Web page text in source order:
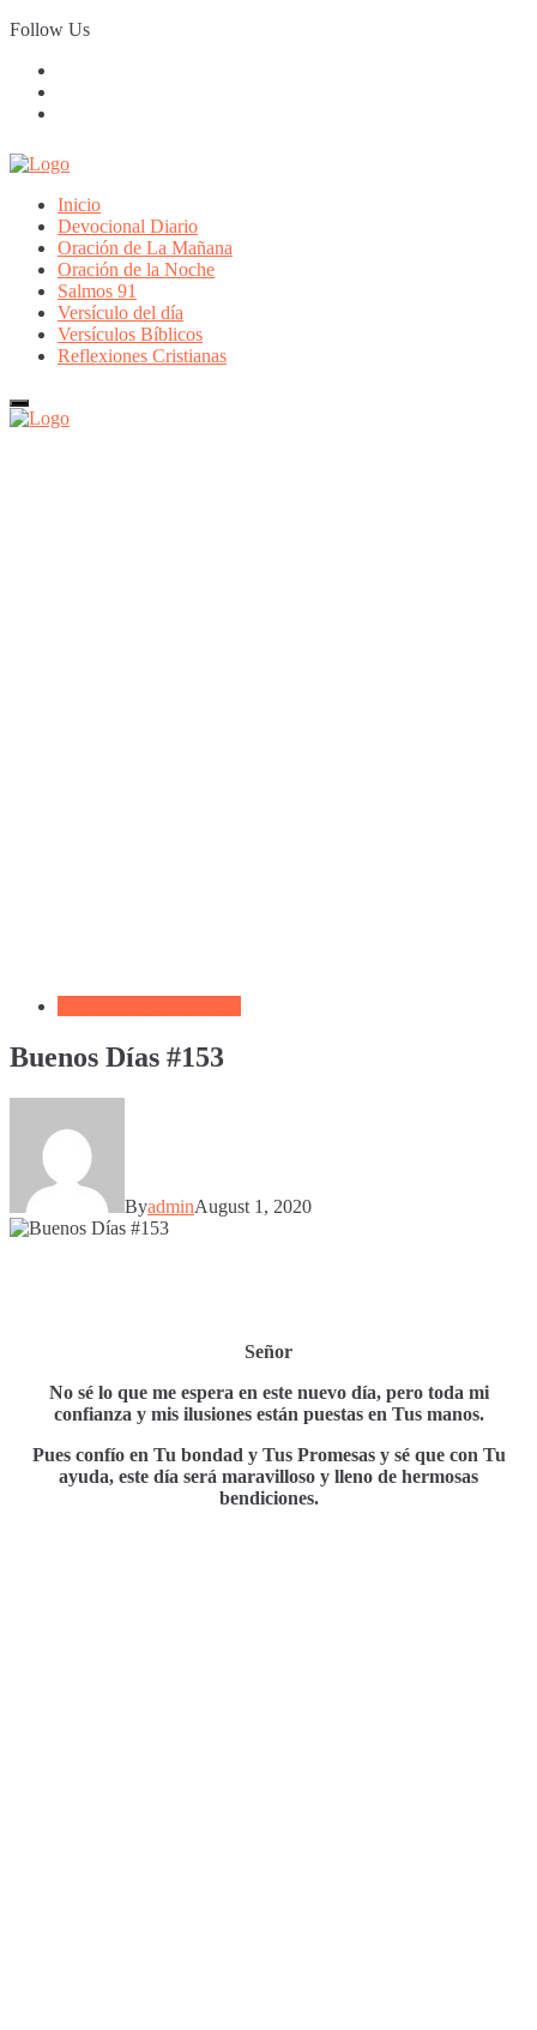
Skip
to
Follow Us
Inicio
Devocional Diario
Oración de La Mañana
Oración de la Noche
Salmos 91
Versículo del día
Versículos Bíblicos
Reflexiones Cristianas
Buenos Días #153
ByadminAugust 1, 2020
Señor
No sé lo que me espera en este nuevo día, pero toda mi
confianza y mis ilusiones están puestas en Tus manos.
Pues confío en Tu bondad y Tus Promesas y sé que con Tu
ayuda, este día será maravilloso y lleno de hermosas
bendiciones.